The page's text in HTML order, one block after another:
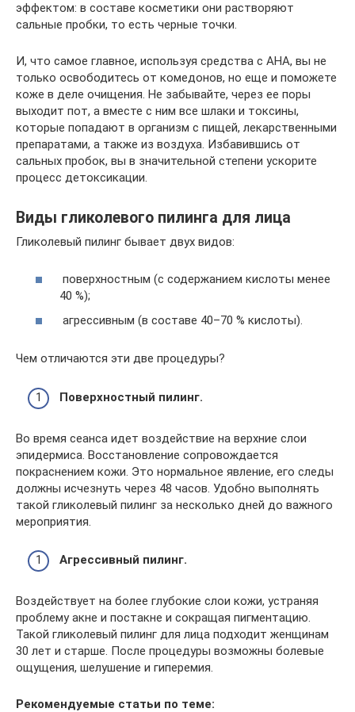
эффектом: в составе косметики они растворяют
сальные пробки, то есть черные точки.
И, что самое главное, используя средства с АНА, вы не
только освободитесь от комедонов, но еще и поможете
коже в деле очищения. Не забывайте, через ее поры
выходит пот, а вместе с ним все шлаки и токсины,
которые попадают в организм с пищей, лекарственными
препаратами, а также из воздуха. Избавившись от
сальных пробок, вы в значительной степени ускорите
процесс детоксикации.
Виды гликолевого пилинга для лица
Гликолевый пилинг бывает двух видов:
поверхностным (с содержанием кислоты менее
40 %);
агрессивным (в составе 40–70 % кислоты).
Чем отличаются эти две процедуры?
Поверхностный пилинг.
Во время сеанса идет воздействие на верхние слои
эпидермиса. Восстановление сопровождается
покраснением кожи. Это нормальное явление, его следы
должны исчезнуть через 48 часов. Удобно выполнять
такой гликолевый пилинг за несколько дней до важного
мероприятия.
Агрессивный пилинг.
Воздействует на более глубокие слои кожи, устраняя
проблему акне и постакне и сокращая пигментацию.
Такой гликолевый пилинг для лица подходит женщинам
30 лет и старше. После процедуры возможны болевые
ощущения, шелушение и гиперемия.
Рекомендуемые статьи по теме: